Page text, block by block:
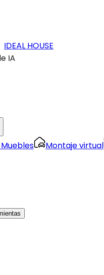
IDEAL HOUSE
IA
Montaje virtual